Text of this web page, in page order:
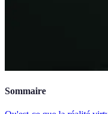
Sommaire